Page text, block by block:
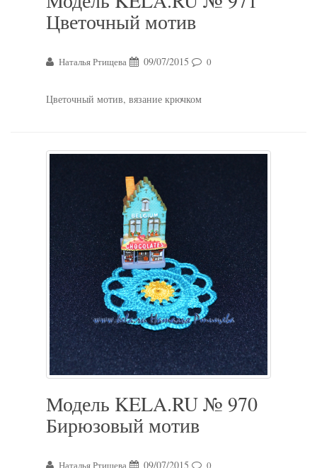
Цветочный мотив
Наталья Ртищева 09/07/2015 0
Цветочный мотив, вязание крючком
Модель KELA.RU № 970
Бирюзовый мотив
Наталья Ртищева 09/07/2015 0